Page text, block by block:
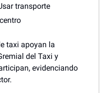
transporte
taxi apoyan la
del Taxi y
evidenciando